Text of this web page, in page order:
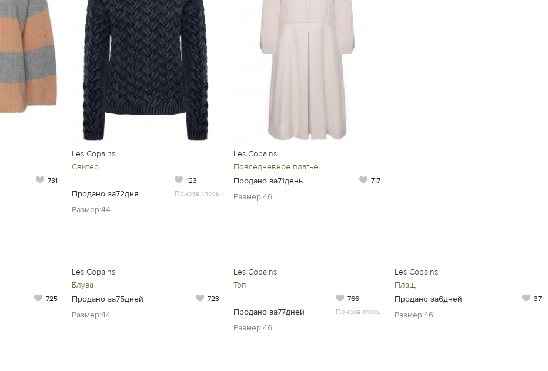
731
Les Copains
Свитер
Продано за72дня
123
Понравилось
Размер:44
Les Copains
Повседневное платье
Продано за71день
717
Размер:46
725
Les Copains
Блуза
Продано за75дней
723
Размер:44
Les Copains
Топ
Продано за77дней
766
Понравилось
Размер:46
Les Copains
Плащ
Продано за6дней
37
Размер:46